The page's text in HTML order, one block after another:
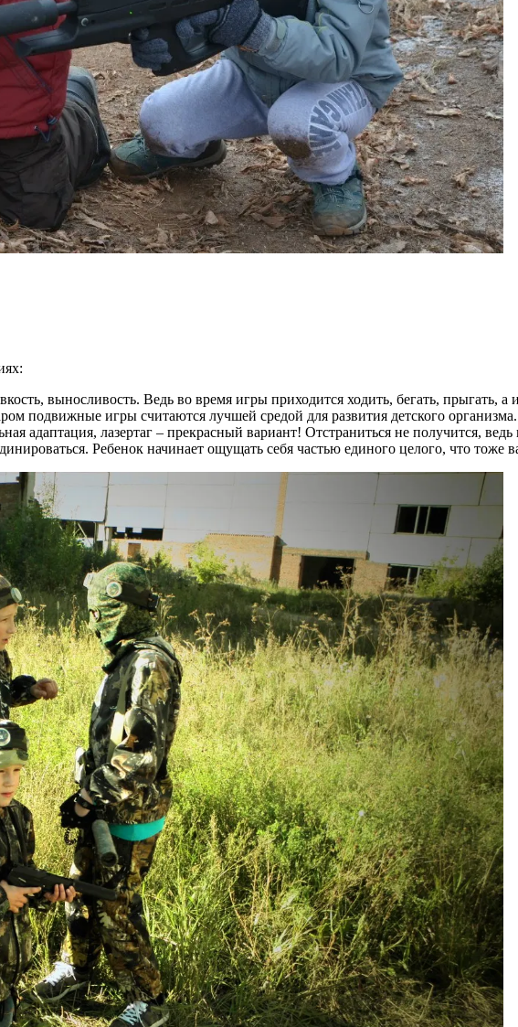
выносливость. Ведь во время игры приходится ходить, бегать, прыгать, а
подвижные игры считаются лучшей средой для развития детского организма.
адаптация, лазертаг – прекрасный вариант! Отстраниться не получится,
Ребенок начинает ощущать себя частью единого целого, что тоже